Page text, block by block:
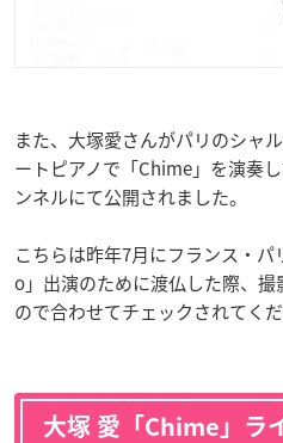
また、大塚愛さんがパリのシャ
ートピアノで「Chime」を演奏
ンネルにて公開されました。
こちらは昨年7月にフランス・
o」出演のために渡仏した際、
ので合わせてチェックされてくだ
大塚 愛「Chime」ラ